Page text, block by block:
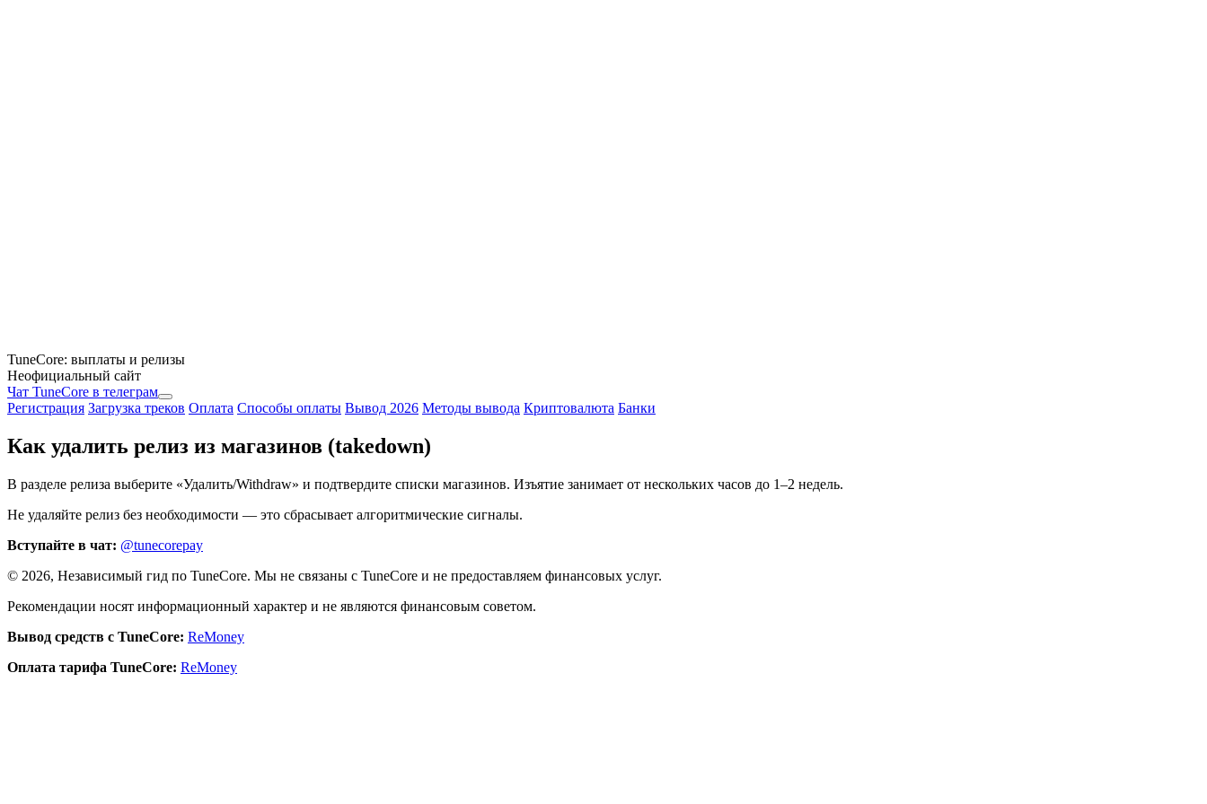
TuneCore: выплаты и релизы
Неофициальный сайт
Чат TuneCore в телеграм
Регистрация Загрузка треков Оплата Способы оплаты Вывод 2026 Методы вывода Криптовалюта Банки
Как удалить релиз из магазинов (takedown)
В разделе релиза выберите «Удалить/Withdraw» и подтвердите списки магазинов. Изъятие занимает от нескольких часов до 1–2 недель.
Не удаляйте релиз без необходимости — это сбрасывает алгоритмические сигналы.
Вступайте в чат: @tunecorepay
© 2026, Независимый гид по TuneCore. Мы не связаны с TuneCore и не предоставляем финансовых услуг.
Рекомендации носят информационный характер и не являются финансовым советом.
Вывод средств с TuneCore: ReMoney
Оплата тарифа TuneCore: ReMoney